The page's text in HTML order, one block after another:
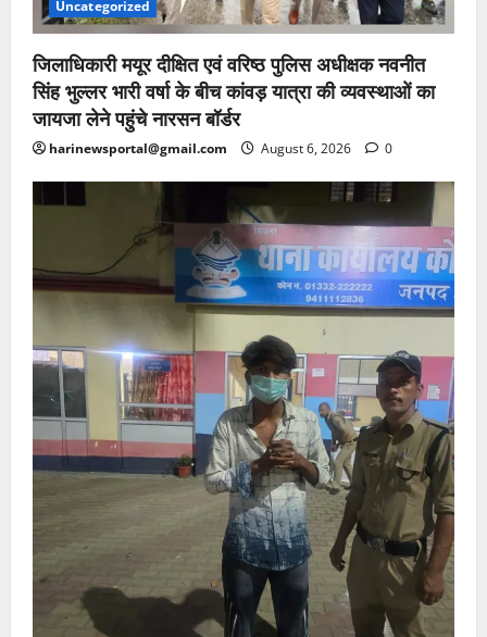
Uncategorized
जिलाधिकारी मयूर दीक्षित एवं वरिष्ठ पुलिस अधीक्षक नवनीत
सिंह भुल्लर भारी वर्षा के बीच कांवड़ यात्रा की व्यवस्थाओं का
जायजा लेने पहुंचे नारसन बॉर्डर
harinewsportal@gmail.com August 6, 2026 0